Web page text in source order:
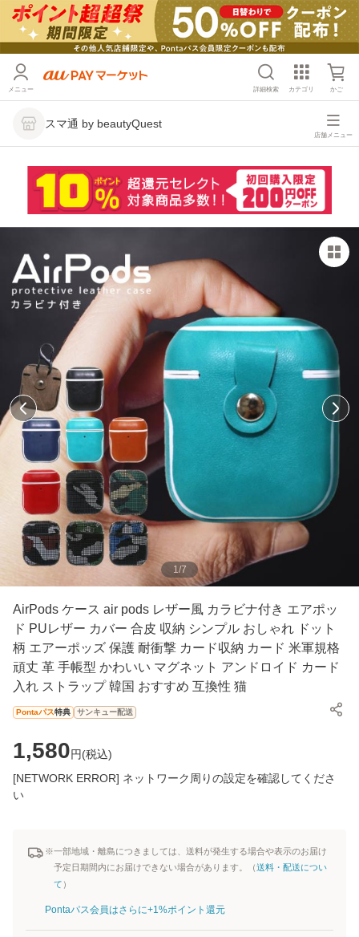
メニュー 詳細検索 カテゴリ かご
スマ通 by beautyQuest
店舗メニュー
1/7
AirPods ケース air pods レザー風 カラビナ付き エアポッ
ド PUレザー カバー 合皮 収納 シンプル おしゃれ ドット
柄 エアーポッズ 保護 耐衝撃 カード収納 カード 米軍規格
頑丈 革 手帳型 かわいい マグネット アンドロイド カード
入れ ストラップ 韓国 おすすめ 互換性 猫
Pontaパス特典 サンキュー配送
1,580円(税込)
[NETWORK ERROR] ネットワーク周りの設定を確認してくださ
い
※一部地域・離島につきましては、送料が発生する場合や表示のお届け
予定日期間内にお届けできない場合があります。（送料・配送につい
て ）
Pontaパス会員はさらに+1%ポイント還元